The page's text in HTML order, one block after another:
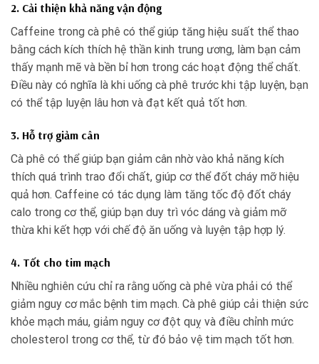
2. Cải thiện khả năng vận động
Caffeine trong cà phê có thể giúp tăng hiệu suất thể thao
bằng cách kích thích hệ thần kinh trung ương, làm bạn cảm
thấy mạnh mẽ và bền bỉ hơn trong các hoạt động thể chất.
Điều này có nghĩa là khi uống cà phê trước khi tập luyện, bạn
có thể tập luyện lâu hơn và đạt kết quả tốt hơn.
3. Hỗ trợ giảm cân
Cà phê có thể giúp bạn giảm cân nhờ vào khả năng kích
thích quá trình trao đổi chất, giúp cơ thể đốt cháy mỡ hiệu
quả hơn. Caffeine có tác dụng làm tăng tốc độ đốt cháy
calo trong cơ thể, giúp bạn duy trì vóc dáng và giảm mỡ
thừa khi kết hợp với chế độ ăn uống và luyện tập hợp lý.
4. Tốt cho tim mạch
Nhiều nghiên cứu chỉ ra rằng uống cà phê vừa phải có thể
giảm nguy cơ mắc bệnh tim mạch. Cà phê giúp cải thiện sức
khỏe mạch máu, giảm nguy cơ đột quỵ và điều chỉnh mức
cholesterol trong cơ thể, từ đó bảo vệ tim mạch tốt hơn.